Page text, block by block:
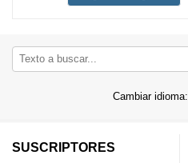
Cambiar idioma:
SUSCRIPTORES